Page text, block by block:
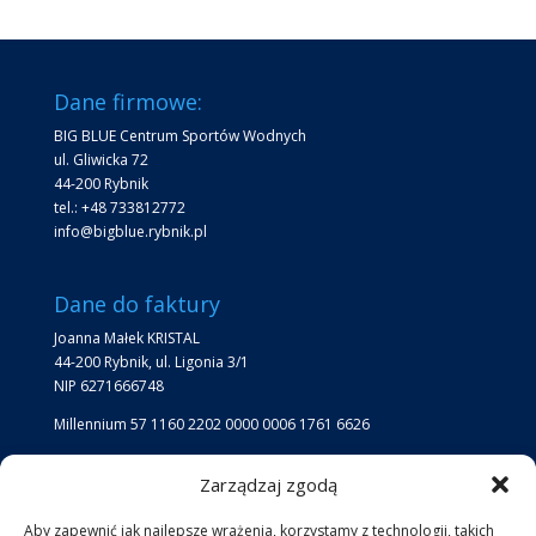
Zarządzaj zgodą
Aby zapewnić jak najlepsze wrażenia, korzystamy z technologii, takich
Dane firmowe:
BIG BLUE Centrum Sportów Wodnych
ul. Gliwicka 72
44-200 Rybnik
tel.: +48 733812772
info@bigblue.rybnik.pl
Dane do faktury
Joanna Małek KRISTAL
44-200 Rybnik, ul. Ligonia 3/1
NIP 6271666748
Millennium 57 1160 2202 0000 0006 1761 6626
Lokalizacja Big Blue: